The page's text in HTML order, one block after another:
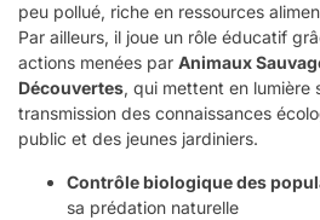
peu pollué, riche en ressources
Par ailleurs, il joue un rôle éducatif
actions menées par Animaux
Découvertes, qui mettent en lumière
transmission des connaissances
public et des jeunes jardiniers.
Contrôle biologique des
sa prédation naturelle